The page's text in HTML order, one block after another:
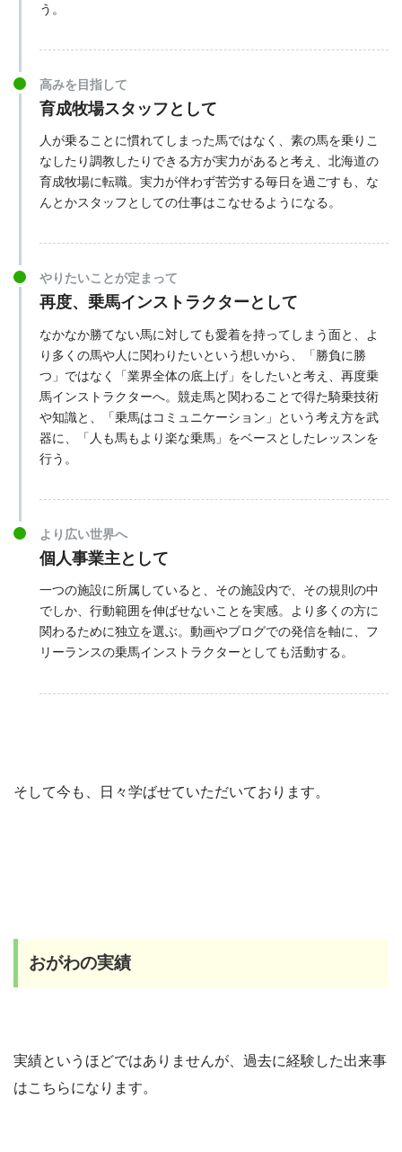
う。
高みを目指して
育成牧場スタッフとして
人が乗ることに慣れてしまった馬ではなく、素の馬を乗りこ
なしたり調教したりできる方が実力があると考え、北海道の
育成牧場に転職。実力が伴わず苦労する毎日を過ごすも、な
んとかスタッフとしての仕事はこなせるようになる。
やりたいことが定まって
再度、乗馬インストラクターとして
なかなか勝てない馬に対しても愛着を持ってしまう面と、よ
り多くの馬や人に関わりたいという想いから、「勝負に勝
つ」ではなく「業界全体の底上げ」をしたいと考え、再度乗
馬インストラクターへ。競走馬と関わることで得た騎乗技術
や知識と、「乗馬はコミュニケーション」という考え方を武
器に、「人も馬もより楽な乗馬」をベースとしたレッスンを
行う。
より広い世界へ
個人事業主として
一つの施設に所属していると、その施設内で、その規則の中
でしか、行動範囲を伸ばせないことを実感。より多くの方に
関わるために独立を選ぶ。動画やブログでの発信を軸に、フ
リーランスの乗馬インストラクターとしても活動する。
そして今も、日々学ばせていただいております。
おがわの実績
実績というほどではありませんが、過去に経験した出来事
はこちらになります。